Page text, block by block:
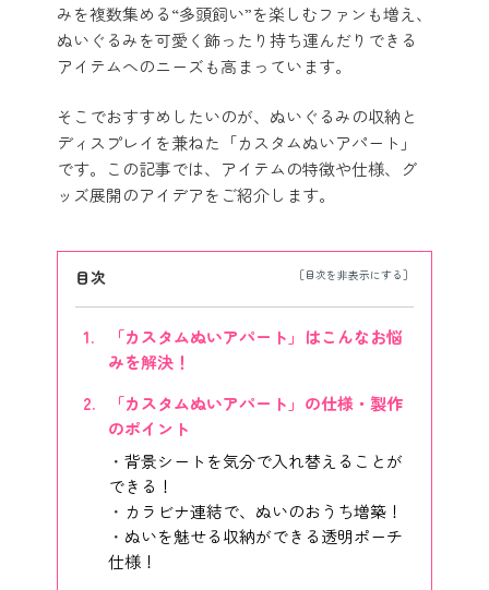
みを複数集める“多頭飼い”を楽しむファンも増え、
ぬいぐるみを可愛く飾ったり持ち運んだりできる
アイテムへのニーズも高まっています。
そこでおすすめしたいのが、ぬいぐるみの収納と
ディスプレイを兼ねた「カスタムぬいアパート」
です。この記事では、アイテムの特徴や仕様、グ
ッズ展開のアイデアをご紹介します。
目次
「カスタムぬいアパート」はこんなお悩
みを解決！
「カスタムぬいアパート」の仕様・製作
のポイント
背景シートを気分で入れ替えることが
できる！
カラビナ連結で、ぬいのおうち増築！
ぬいを魅せる収納ができる透明ポーチ
仕様！